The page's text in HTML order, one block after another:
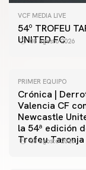
VCF MEDIA LIVE
54º TROFEU
UNITED FC
08 agosto 2026
PRIMER EQUIPO
Crónica |
Valencia CF
Newcastle
la 54ª edición
Trofeu Taronja
08 agosto 2026